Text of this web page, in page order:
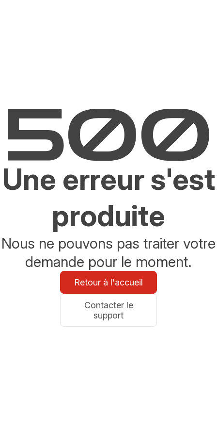
Une erreur s'est
produite
Nous ne pouvons pas traiter votre
demande pour le moment.
Retour à l'accueil
Contacter le
support